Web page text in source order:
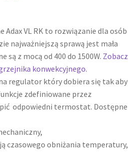
VL RK to rozwiązanie dla osób
najważniejszą sprawą jest mała
są z mocą od 400 do 1500W. Zobacz
konwekcyjnego.
regulator który dobiera się tak aby
zdefiniowane przez
odpowiedni termostat. Dostępne
czasowego obniżania temperatury,